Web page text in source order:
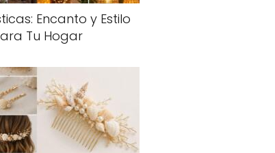
Encanto y Estilo
Tu Hogar